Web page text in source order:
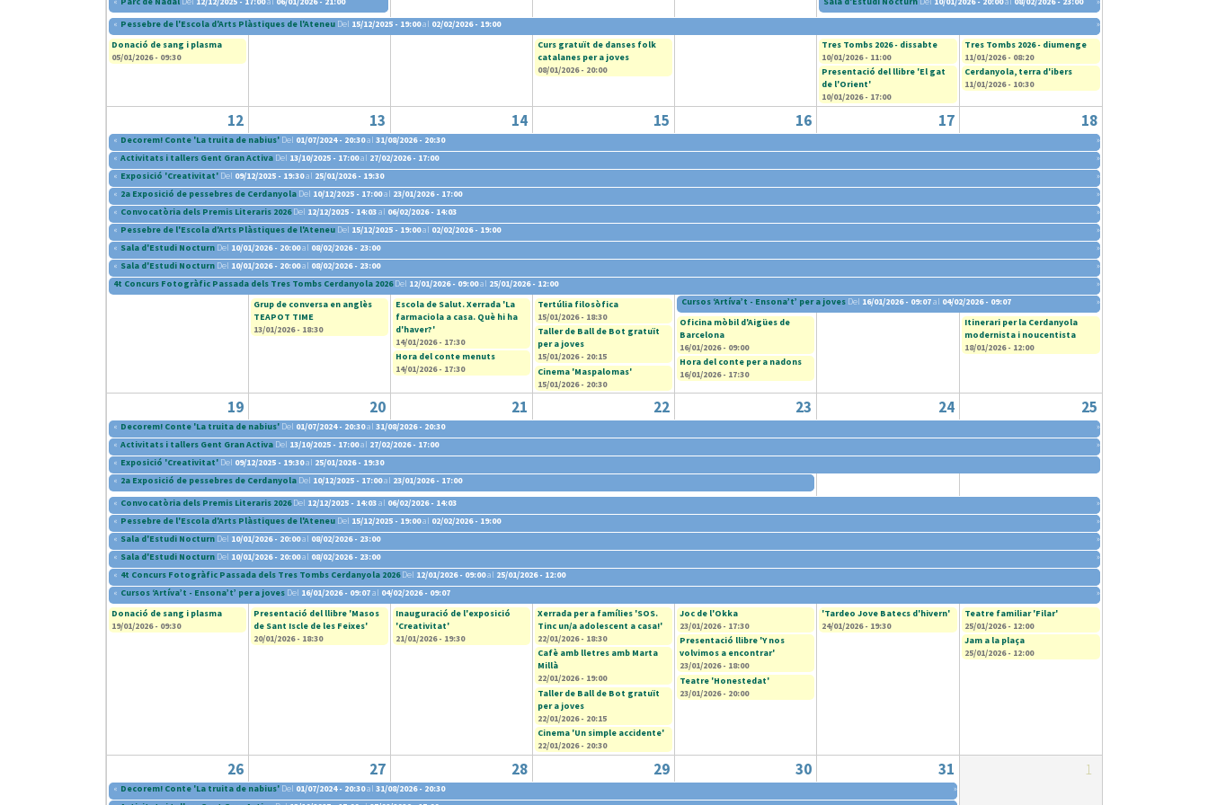
« Pessebre de l'Escola d'Arts Plàstiques de l'Ateneu Del 15/12/2025 - 19:00al 02/02/2026 - 19:00
»
Donació de sang i plasma
05/01/2026 - 09:30
Curs gratuït de danses folk
catalanes per a joves
08/01/2026 - 20:00
Tres Tombs 2026 - dissabte
10/01/2026 - 11:00
Presentació del llibre 'El gat
de l'Orient'
10/01/2026 - 17:00
Tres Tombs 2026 - diumenge
11/01/2026 - 08:20
Cerdanyola, terra d'ibers
11/01/2026 - 10:30
12 13 14 15 16 17 18
« Decorem! Conte 'La truita de nabius' Del 01/07/2024 - 20:30al 31/08/2026 - 20:30
»
« Activitats i tallers Gent Gran Activa Del 13/10/2025 - 17:00al 27/02/2026 - 17:00
»
« Exposició 'Creativitat' Del 09/12/2025 - 19:30al 25/01/2026 - 19:30
»
« 2a Exposició de pessebres de Cerdanyola Del 10/12/2025 - 17:00al 23/01/2026 - 17:00
»
« Convocatòria dels Premis Literaris 2026 Del 12/12/2025 - 14:03al 06/02/2026 - 14:03
»
« Pessebre de l'Escola d'Arts Plàstiques de l'Ateneu Del 15/12/2025 - 19:00al 02/02/2026 - 19:00
»
« Sala d'Estudi Nocturn Del 10/01/2026 - 20:00al 08/02/2026 - 23:00
»
« Sala d'Estudi Nocturn Del 10/01/2026 - 20:00al 08/02/2026 - 23:00
»
4t Concurs Fotogràfic Passada dels Tres Tombs Cerdanyola 2026Del 12/01/2026 - 09:00al 25/01/2026 - 12:00
»
Grup de conversa en anglès
TEAPOT TIME
13/01/2026 - 18:30
Escola de Salut. Xerrada 'La
farmaciola a casa. Què hi ha
d'haver?'
14/01/2026 - 17:30
Hora del conte menuts
14/01/2026 - 17:30
Tertúlia filosòfica
15/01/2026 - 18:30
Taller de Ball de Bot gratuït
per a joves
15/01/2026 - 20:15
Cinema 'Maspalomas'
15/01/2026 - 20:30
Cursos ‘Artíva’t - Ensona’t’ per a joves Del 16/01/2026 - 09:07al 04/02/2026 - 09:07
»
Oficina mòbil d'Aigües de
Barcelona
16/01/2026 - 09:00
Hora del conte per a nadons
16/01/2026 - 17:30
Itinerari per la Cerdanyola
modernista i noucentista
18/01/2026 - 12:00
19 20 21 22 23 24 25
« Decorem! Conte 'La truita de nabius' Del 01/07/2024 - 20:30al 31/08/2026 - 20:30
»
« Activitats i tallers Gent Gran Activa Del 13/10/2025 - 17:00al 27/02/2026 - 17:00
»
« Exposició 'Creativitat' Del 09/12/2025 - 19:30al 25/01/2026 - 19:30
« 2a Exposició de pessebres de Cerdanyola Del 10/12/2025 - 17:00al 23/01/2026 - 17:00
« Convocatòria dels Premis Literaris 2026 Del 12/12/2025 - 14:03al 06/02/2026 - 14:03
»
« Pessebre de l'Escola d'Arts Plàstiques de l'Ateneu Del 15/12/2025 - 19:00al 02/02/2026 - 19:00
»
« Sala d'Estudi Nocturn Del 10/01/2026 - 20:00al 08/02/2026 - 23:00
»
« Sala d'Estudi Nocturn Del 10/01/2026 - 20:00al 08/02/2026 - 23:00
»
« 4t Concurs Fotogràfic Passada dels Tres Tombs Cerdanyola 2026Del 12/01/2026 - 09:00al 25/01/2026 - 12:00
« Cursos ‘Artíva’t - Ensona’t’ per a joves Del 16/01/2026 - 09:07al 04/02/2026 - 09:07
»
Donació de sang i plasma
19/01/2026 - 09:30
Presentació del llibre 'Masos
de Sant Iscle de les Feixes'
20/01/2026 - 18:30
Inauguració de l'exposició
'Creativitat'
21/01/2026 - 19:30
Xerrada per a famílies 'SOS.
Tinc un/a adolescent a casa!'
22/01/2026 - 18:30
Cafè amb lletres amb Marta
Millà
22/01/2026 - 19:00
Taller de Ball de Bot gratuït
per a joves
22/01/2026 - 20:15
Cinema 'Un simple accidente'
22/01/2026 - 20:30
Joc de l'Okka
23/01/2026 - 17:30
Presentació llibre 'Y nos
volvimos a encontrar'
23/01/2026 - 18:00
Teatre 'Honestedat'
23/01/2026 - 20:00
'Tardeo Jove Batecs d'hivern'
24/01/2026 - 19:30
Teatre familiar 'Filar'
25/01/2026 - 12:00
Jam a la plaça
25/01/2026 - 12:00
26 27 28 29 30 31 1
« Decorem! Conte 'La truita de nabius' Del 01/07/2024 - 20:30al 31/08/2026 - 20:30
»